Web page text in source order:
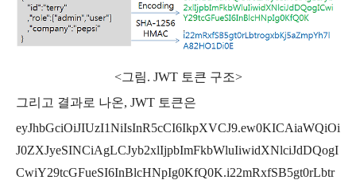
<그림. JWT 토큰 구조>
그리고 결과로 나온, JWT 토큰은
eyJhbGciOiJIUzI1NiIsInR5cCI6IkpXVCJ9.ew0KICAiaWQiOi
J0ZXJyeSINCiAgLCJyb2xlIjpbImFkbWluIiwidXNlciJdDQogI
CwiY29tcGFueSI6InBlcHNpIg0KfQ0K.i22mRxfSB5gt0rLbtr